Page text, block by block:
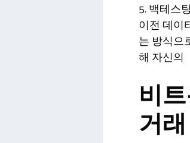
5. 백테스
이전 데이
는 방식으
해 자신의
비
거